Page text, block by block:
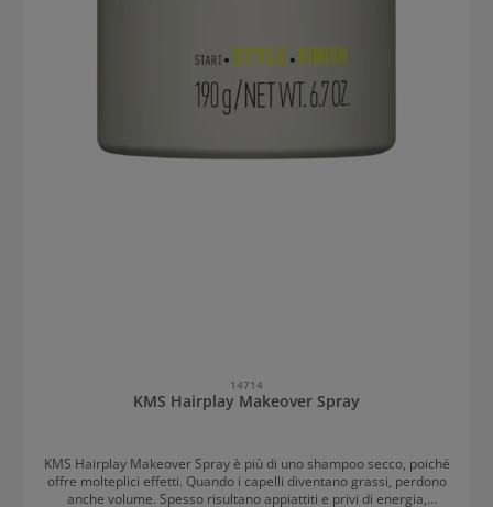
14714
KMS Hairplay Makeover Spray
KMS Hairplay Makeover Spray è più di uno shampoo secco, poiché
offre molteplici effetti. Quando i capelli diventano grassi, perdono
anche volume. Spesso risultano appiattiti e privi di energia,